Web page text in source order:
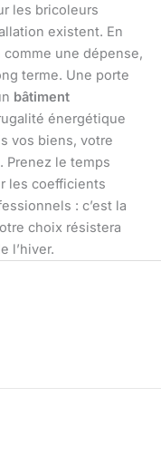
les bricoleurs
existent. En
une dépense,
terme. Une porte
bâtiment
énergétique
vos biens, votre
le temps
les coefficients
: c’est la
choix résistera
l’hiver.